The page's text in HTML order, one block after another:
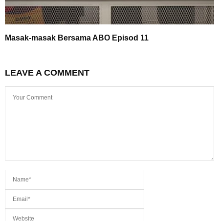
Masak-masak Bersama ABO Episod 11
LEAVE A COMMENT